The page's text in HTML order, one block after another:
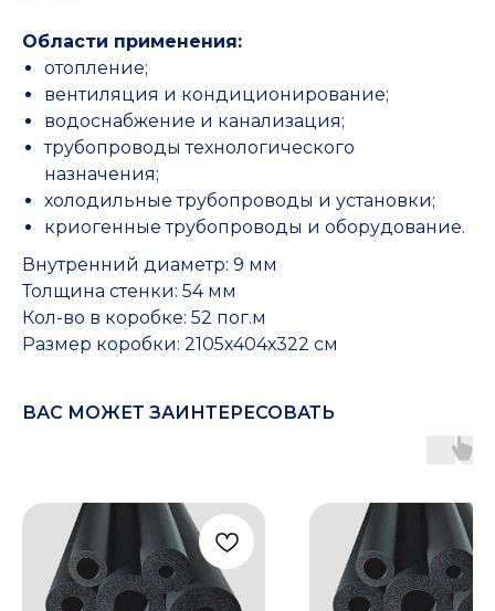
Области применения:
отопление;
вентиляция и кондиционирование;
водоснабжение и канализация;
трубопроводы технологического
назначения;
холодильные трубопроводы и установки;
криогенные трубопроводы и оборудование.
Внутренний диаметр: 9 мм
Толщина стенки: 54 мм
Кол-во в коробке: 52 пог.м
Размер коробки: 2105х404х322 см
ВАС МОЖЕТ ЗАИНТЕРЕСОВАТЬ